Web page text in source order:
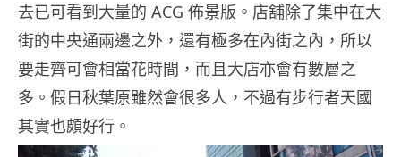
去已可看到大量的 ACG 佈景版。店舖除了集中在大
街的中央通兩邊之外，還有極多在內街之內，所以
要走齊可會相當花時間，而且大店亦會有數層之
多。假日秋葉原雖然會很多人，不過有步行者天國
其實也頗好行。